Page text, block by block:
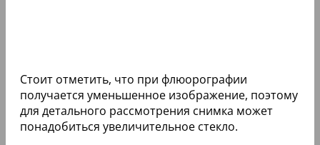
Стоит отметить, что при флюорографии
получается уменьшенное изображение, поэтому
для детального рассмотрения снимка может
понадобиться увеличительное стекло.